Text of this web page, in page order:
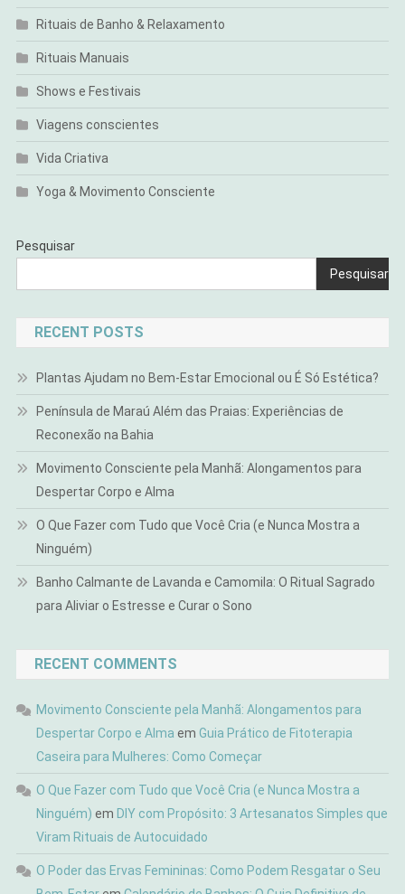
Rituais de Banho & Relaxamento
Rituais Manuais
Shows e Festivais
Viagens conscientes
Vida Criativa
Yoga & Movimento Consciente
Pesquisar
Pesquisar
RECENT POSTS
Plantas Ajudam no Bem-Estar Emocional ou É Só Estética?
Península de Maraú Além das Praias: Experiências de
Reconexão na Bahia
Movimento Consciente pela Manhã: Alongamentos para
Despertar Corpo e Alma
O Que Fazer com Tudo que Você Cria (e Nunca Mostra a
Ninguém)
Banho Calmante de Lavanda e Camomila: O Ritual Sagrado
para Aliviar o Estresse e Curar o Sono
RECENT COMMENTS
Movimento Consciente pela Manhã: Alongamentos para
Despertar Corpo e Alma em Guia Prático de Fitoterapia
Caseira para Mulheres: Como Começar
O Que Fazer com Tudo que Você Cria (e Nunca Mostra a
Ninguém) em DIY com Propósito: 3 Artesanatos Simples que
Viram Rituais de Autocuidado
O Poder das Ervas Femininas: Como Podem Resgatar o Seu